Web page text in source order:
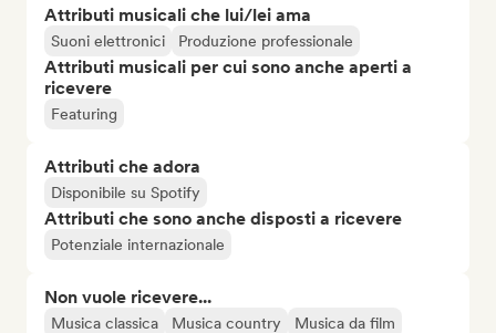
Attributi musicali che lui/lei ama
Suoni elettronici Produzione professionale
Attributi musicali per cui sono anche aperti a
ricevere
Featuring
Attributi che adora
Disponibile su Spotify
Attributi che sono anche disposti a ricevere
Potenziale internazionale
Non vuole ricevere...
Musica classica Musica country Musica da film